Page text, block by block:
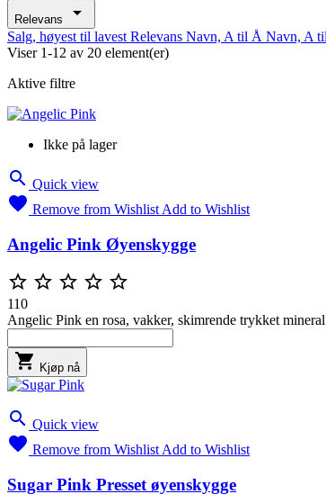
Relevans 
Salg, høyest til lavest Relevans Navn, A til Å Navn, A
Viser 1-12 av 20 element(er)
Aktive filtre
Ikke på lager
 Quick view
 Remove from Wishlist Add to Wishlist
Angelic Pink Øyenskygge
    
110
Angelic Pink en rosa, vakker, skimrende trykket
 Kjøp nå
 Quick view
 Remove from WishlistAdd to Wishlist
Sugar Pink Presset øyenskygge